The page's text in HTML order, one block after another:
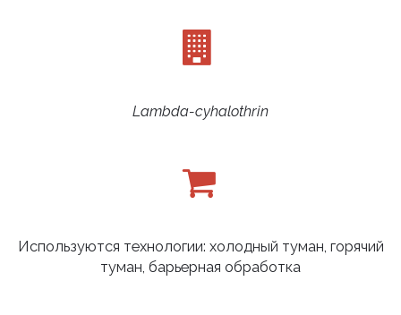
Lambda-cyhalothrin
Используются технологии: холодный туман, горячий
туман, барьерная обработка